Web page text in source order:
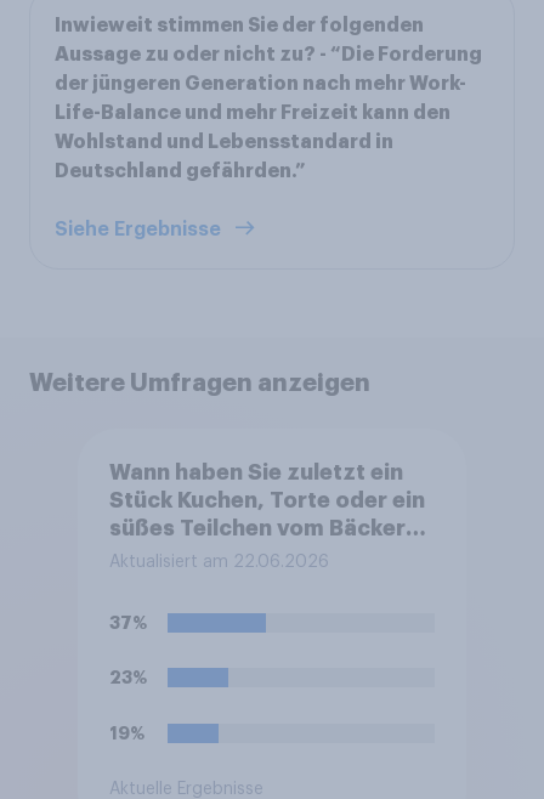
Inwieweit stimmen Sie der folgenden
Aussage zu oder nicht zu? - “Die Forderung
der jüngeren Generation nach mehr Work-
Life-Balance und mehr Freizeit kann den
Wohlstand und Lebensstandard in
Deutschland gefährden.”
Siehe Ergebnisse
Weitere Umfragen anzeigen
Wann haben Sie zuletzt ein
Stück Kuchen, Torte oder ein
süßes Teilchen vom Bäcker
gegessen?
Aktualisiert am 22.06.2026
37%
23%
19%
Aktuelle Ergebnisse